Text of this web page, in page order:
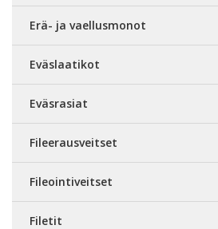
Erä- ja vaellusmonot
Eväslaatikot
Eväsrasiat
Fileerausveitset
Fileointiveitset
Filetit